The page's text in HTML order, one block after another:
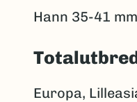
Hann 35-41
Europa,